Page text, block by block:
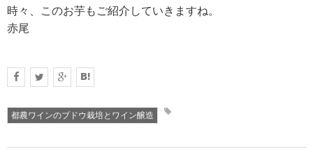
時々、このお芋もご紹介していきますね。
赤尾
都農ワインのブドウ栽培とワイン醸造